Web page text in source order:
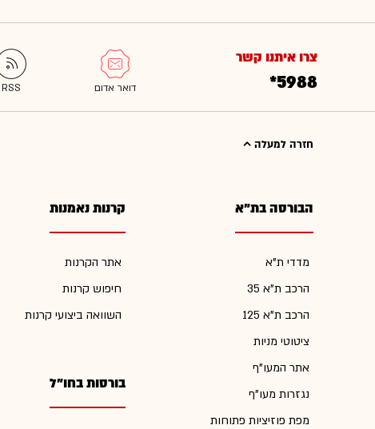
צרו איתנו קשר
*5988
חזרה למעלה
הבורסה בת"א
מדדי ת"א
הרכב ת"א 35
הרכב ת"א 125
ציטוטי מניות
אתר המעו"ף
נגזרות מעו"ף
מפת פוזיציות פתוחות
קרנות נאמנות
אתר הקרנות
חיפוש קרנות
השוואה ביצועי קרנות
בורסות בחו"ל